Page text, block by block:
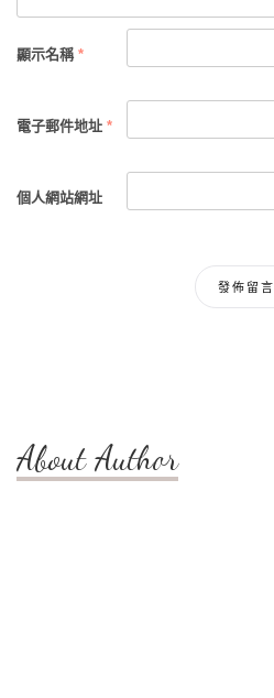
顯示名稱 *
電子郵件地址 *
個人網站網址
About Author